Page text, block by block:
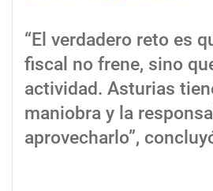
“El verdadero reto es
fiscal no frene, sino
actividad. Asturias
maniobra y la
aprovecharlo”,